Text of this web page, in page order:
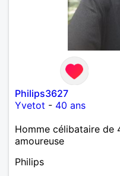
Philips3627
Yvetot - 40 ans
Homme célibataire de
amoureuse
Philips